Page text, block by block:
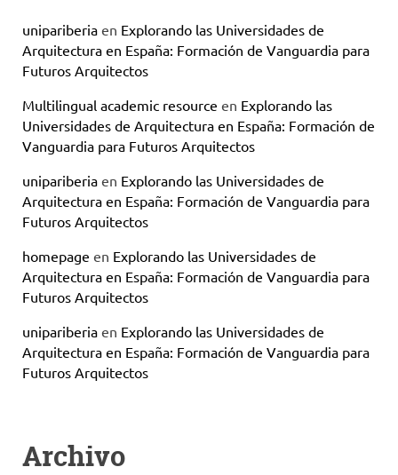
unipariberia en Explorando las Universidades de
Arquitectura en España: Formación de Vanguardia para
Futuros Arquitectos
Multilingual academic resource en Explorando las
Universidades de Arquitectura en España: Formación de
Vanguardia para Futuros Arquitectos
unipariberia en Explorando las Universidades de
Arquitectura en España: Formación de Vanguardia para
Futuros Arquitectos
homepage en Explorando las Universidades de
Arquitectura en España: Formación de Vanguardia para
Futuros Arquitectos
unipariberia en Explorando las Universidades de
Arquitectura en España: Formación de Vanguardia para
Futuros Arquitectos
Archivo